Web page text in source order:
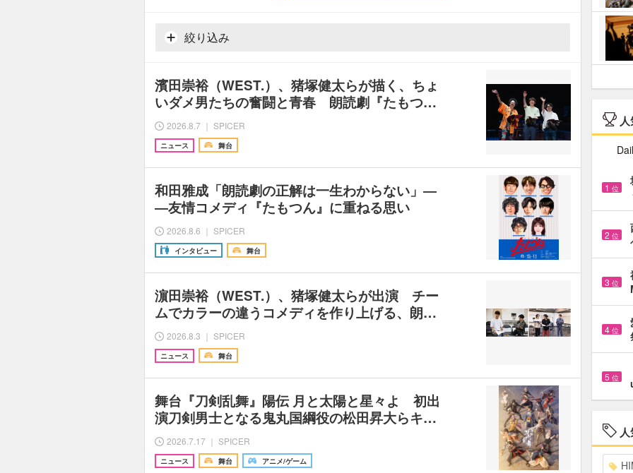
絞り込み
濱田崇裕（WEST.）、猪塚健太らが描く、ちょ
いダメ男たちの奮闘と青春 朗読劇『たもつ…
2026.8.7 ｜ SPICER
ニュース 舞台
和田雅成「朗読劇の正解は一生わからない」―
―友情コメディ『たもつん』に重ねる思い
2026.8.6 ｜ SPICER
インタビュー 舞台
濵田崇裕（WEST.）、猪塚健太らが出演 チー
ムでカラーの違うコメディを作り上げる、朗…
2026.8.3 ｜ SPICER
ニュース 舞台
舞台『刀剣乱舞』陽伝 月と太陽と星々よ 初出
演刀剣男士となる鬼丸国綱役の松田昇大らキ…
2026.7.17 ｜ SPICER
ニュース 舞台 アニメ/ゲーム
1 位
2 位
3 位
4 位
5 位